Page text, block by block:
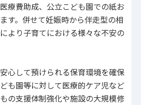
療費助成、公立こども園での紙お
す。併せて妊娠時から伴走型の相
より子育てにおける様々な不安の
心して預けられる保育環境を確保
も園等に対して医療的ケア児など
の支援体制強化や施設の大規模修